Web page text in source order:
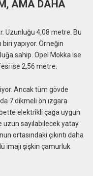
AMA DAHA
Uzunluğu 4,08 metre. Bu
biri yapıyor. Örneğin
sahip. Opel Mokka ise
ise 2,56 metre.
Ancak tüm gövde
7 dikmeli ön ızgara
elektrikli çağa uygun
uzun sayılabilecek yatay
ortasındaki çıkıntı daha
imajı şişkin çamurluk